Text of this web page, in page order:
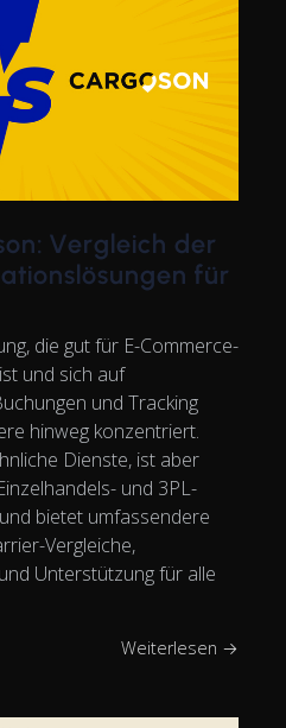
Vergleich der
für
die gut für E-Commerce-
und sich auf
und Tracking
hinweg konzentriert.
Dienste, ist aber
und 3PL-
bietet umfassendere
Vergleiche,
Unterstützung für alle
Weiterlesen →